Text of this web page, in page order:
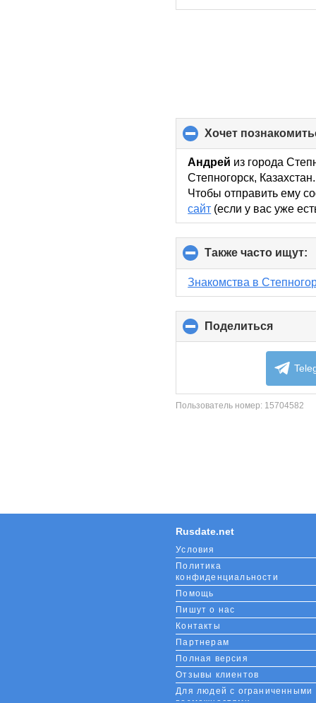
хочет
Андрей из города
Степногорск, Казахстан.
Чтобы отправить ему
сайт (если у вас уже
Также часто ищут:
Знакомства в
Поделиться
to
Пользователь номер: 15704582
Rusdate.net
Условия
Политика
конфиденциальности
Помощь
Пишут о нас
Контакты
Партнерам
Полная версия
Отзывы клиентов
Для людей с ограниченными